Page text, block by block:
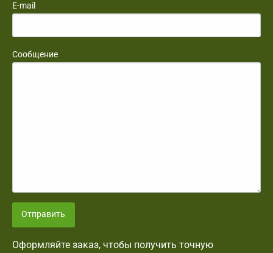
E-mail
Сообщение
Отправить
Оформляйте заказ, чтобы получить точную